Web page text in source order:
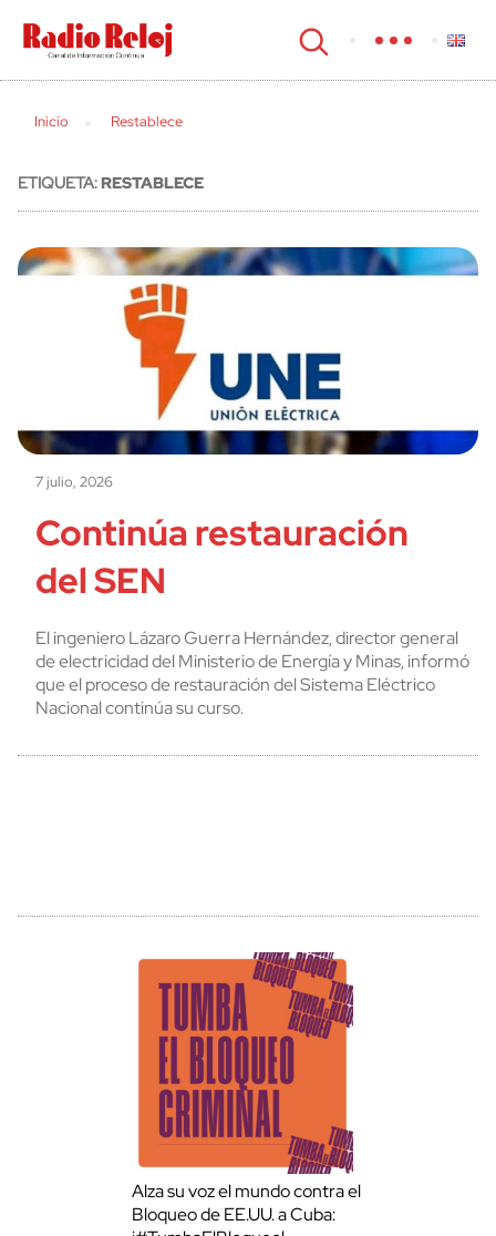
cerrar
Inicio Restablece
ETIQUETA:RESTABLECE
7 julio, 2026
Continúa restauración
del SEN
El ingeniero Lázaro Guerra Hernández, director general
de electricidad del Ministerio de Energía y Minas, informó
que el proceso de restauración del Sistema Eléctrico
Nacional continúa su curso.
Alza su voz el mundo contra el
Bloqueo de EE.UU. a Cuba: